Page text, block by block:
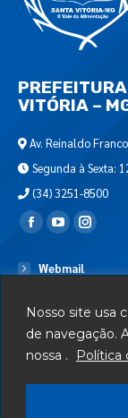
Nosso site usa
de navegação.
nossa .
Política
VITÓRIA –
Av. Reinaldo
Segunda à Sexta:
(34) 3251-8500
Encontre-nos em:
Webmail
Serviços
Telefones Úteis